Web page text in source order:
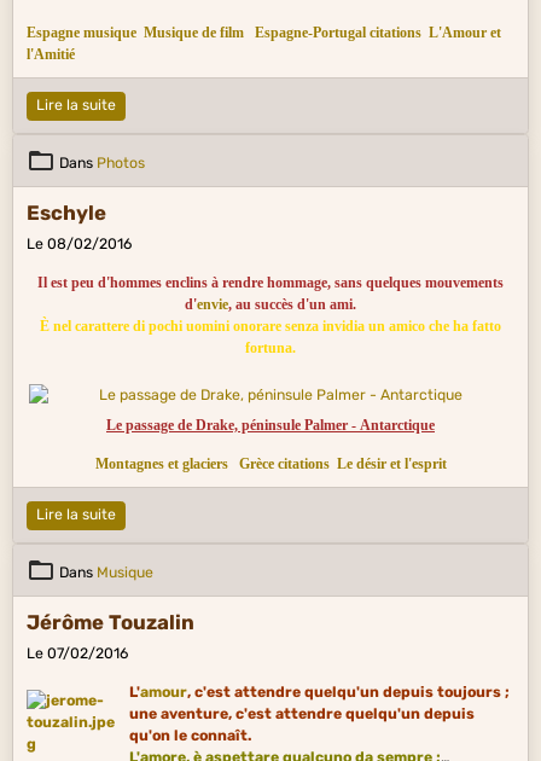
Espagne musique Musique de film Espagne-Portugal citations L'Amour et
l'Amitié
Lire la suite
Dans Photos
Eschyle
Le 08/02/2016
Il est peu d'hommes enclins à rendre hommage, sans quelques mouvements
d'envie, au succès d'un ami.
È nel carattere di pochi uomini onorare senza invidia un amico che ha fatto
fortuna.
Le passage de Drake, péninsule Palmer - Antarctique​
Montagnes et glaciers Grèce citations Le désir et l'esprit
Lire la suite
Dans Musique
Jérôme Touzalin
Le 07/02/2016
L'amour, c'est attendre quelqu'un depuis toujours ;
une aventure, c'est attendre quelqu'un depuis
qu'on le connaît.
L'amore, è aspettare qualcuno da sempre ;